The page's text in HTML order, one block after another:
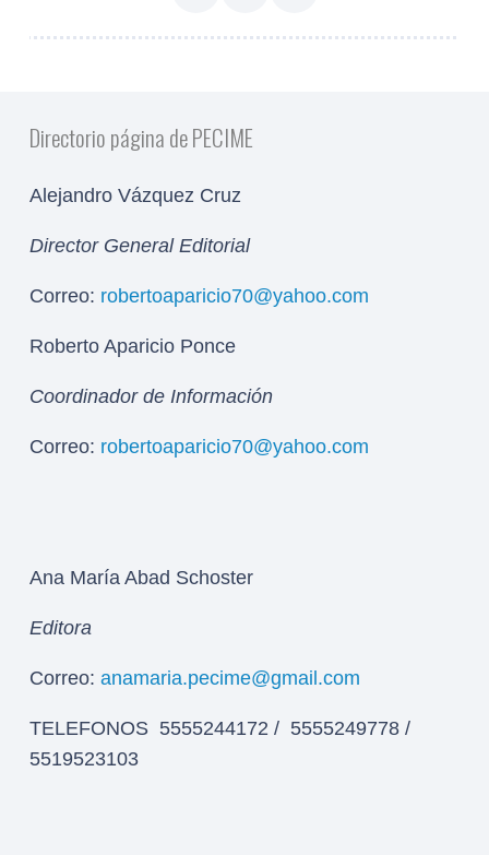
Directorio página de PECIME
Alejandro Vázquez Cruz
Director General Editorial
Correo: robertoaparicio70@yahoo.com
Roberto Aparicio Ponce
Coordinador de Información
Correo: robertoaparicio70@yahoo.com
Ana María Abad Schoster
Editora
Correo: anamaria.pecime@gmail.com
TELEFONOS 5555244172 / 5555249778 /
5519523103